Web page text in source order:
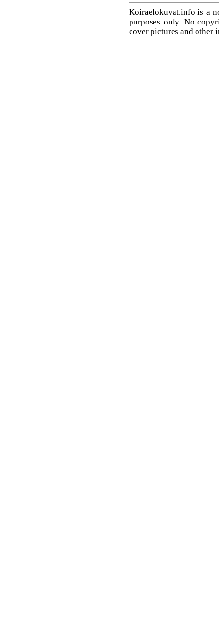
Koiraelokuvat.info is a
purposes only. No
cover pictures and other